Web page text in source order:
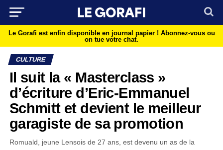
Le Gorafi est enfin disponible en journal papier ! Abonnez-vous ou
on tue votre chat.
CULTURE
Il suit la « Masterclass »
d’écriture d’Eric-Emmanuel
Schmitt et devient le meilleur
garagiste de sa promotion
Romuald, jeune Lensois de 27 ans, est devenu un as de la